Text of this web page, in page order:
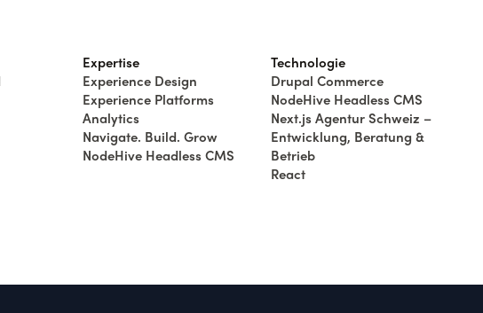
Expertise
Experience Design
Experience Platforms
Analytics
Navigate. Build. Grow
NodeHive Headless CMS
Technologie
Drupal Commerce
NodeHive Headless CMS
Next.js Agentur Schweiz –
Entwicklung, Beratung &
Betrieb
React